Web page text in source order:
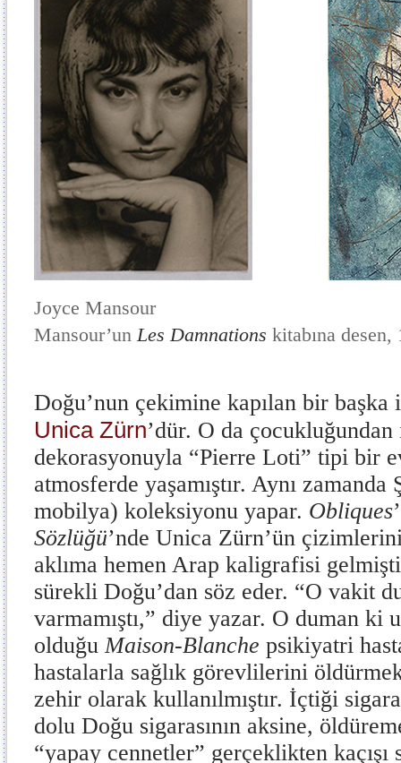
Joyce Mansour
Mansour’unLes Damnations kitabına desen,
Doğu’nun çekimine kapılan bir
Unica Zürn’dür. O da
dekorasyonuyla “Pierre Loti” tipi bir
atmosferde yaşamıştır. Aynı
mobilya) koleksiyonu yapar. Obliques
Sözlüğü’nde Unica Zürn’ün
aklıma hemen Arap kaligrafisi
sürekli Doğu’dan söz eder. “O vakit
varmamıştı,” diye yazar. O duman ki
olduğuMaison-Blanche psikiyatri
hastalarla sağlık görevlilerini
zehir olarak kullanılmıştır. İçtiği
dolu Doğu sigarasının aksine,
“yapay cennetler” gerçeklikten